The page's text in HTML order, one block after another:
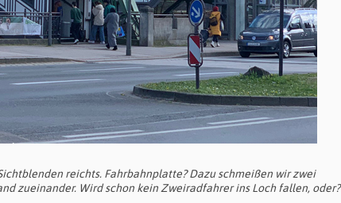
reichts. Fahrbahnplatte? Dazu schmeißen wir zwei
zueinander. Wird schon kein Zweiradfahrer ins Loch fallen, oder?